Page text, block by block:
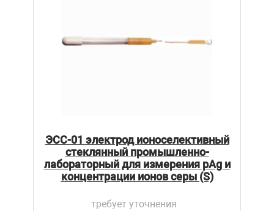
ЭСС-01 электрод ионоселективный
стеклянный промышленно-
лабораторный для измерения pAg и
концентрации ионов серы (S)
требует уточнения